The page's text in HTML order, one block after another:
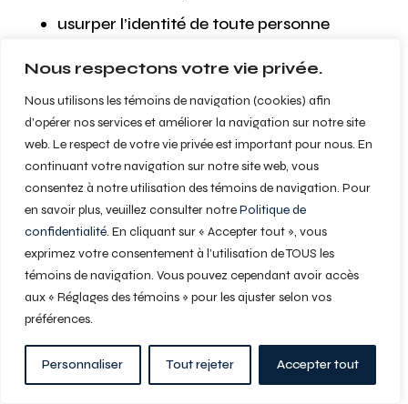
Nous respectons votre vie privée.
Nous utilisons les témoins de navigation (cookies) afin
d'opérer nos services et améliorer la navigation sur notre site
web. Le respect de votre vie privée est important pour nous. En
continuant votre navigation sur notre site web, vous
consentez à notre utilisation des témoins de navigation. Pour
en savoir plus, veuillez consulter notrePolitique de
confidentialité. En cliquant sur « Accepter tout », vous
exprimez votre consentement à l’utilisation de TOUS les
témoins de navigation. Vous pouvez cependant avoir accès
aux « Réglages des témoins » pour les ajuster selon vos
préférences.
Personnaliser Tout rejeter Accepter tout
usurper l’identité de toute personne
manière inexacte ou délibérément
erronée vos rapports avec une telle
personne physique ou morale;
soumettre tout contenu que vous n’avez
pas le droit de mettre à disposition en
vertu d’une loi ou dans des relations
contractuelles ou fiduciaires (telles que
des informations privilégiées, des
informations confidentielles acquises ou
professionnelles ou en vertu d’une clause
de non-divulgation);